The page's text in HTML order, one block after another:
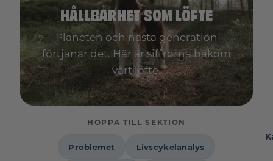
HÅLLBARHET SOM LÖFTE
Planeten och nästa generation
förtjänar det. Här är siffrorna bakom
vårt löfte.
HOPPA TILL SEKTION
Problemet Livscykelanalys